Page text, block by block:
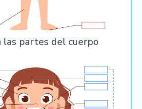
las partes del cuerpo